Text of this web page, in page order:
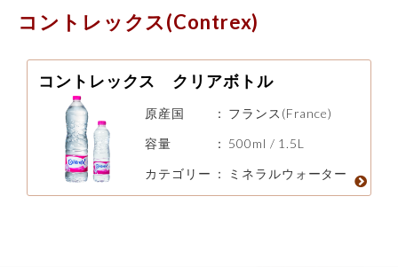
コントレックス(Contrex)
コントレックス クリアボトル
原産国 ： フランス(France)
容量
： 500ml / 1.5L
カテゴリー ： ミネラルウォーター